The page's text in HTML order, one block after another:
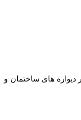
دیواره های ساختمان و